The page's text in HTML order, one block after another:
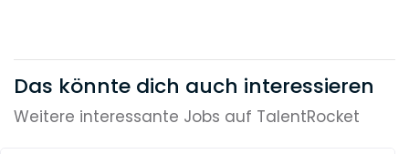
Das könnte dich auch interessieren
Weitere interessante Jobs auf TalentRocket